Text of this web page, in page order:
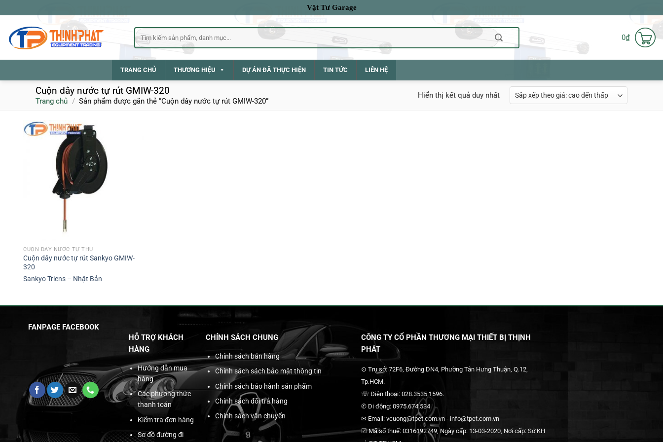
qua
dung
Vật Tư Garage
Tìm
kiếm:
0₫
TRANG CHỦ THƯƠNG HIỆU DỰ ÁN ĐÃ THỰC HIỆN TIN TỨC LIÊN HỆ
Cuộn dây nước tự rút GMIW-320
Trang chủ / Sản phẩm được gắn thẻ “Cuộn dây nước tự rút GMIW-320”
Hiển thị kết quả duy nhất
CUỘN DÂY NƯỚC TỰ THU
Cuộn dây nước tự rút Sankyo GMIW-
320
Sankyo Triens – Nhật Bản
FANPAGE FACEBOOK
HỖ TRỢ KHÁCH
HÀNG
Hướng dẫn mua
hàng
Các phương thức
thanh toán
Kiểm tra đơn hàng
Sơ đồ đường đi
CHÍNH SÁCH CHUNG
Chính sách bán hàng
Chính sách sách bảo mật thông tin
Chính sách bảo hành sản phẩm
Chính sách đổi trả hàng
Chính sách vận chuyển
CÔNG TY CỔ PHẦN THƯƠNG MẠI THIẾT BỊ THỊNH
PHÁT
⊙ Trụ sở: 72F6, Đường DN4, Phường Tân Hưng Thuận, Q.12,
Tp.HCM.
☏ Điện thoại: 028.3535.1596.
✆ Di động: 0975.674.534
✉ Email: vcuong@tpet.com.vn - info@tpet.com.vn
☑ Mã số thuế: 0316192749, Ngày cấp: 13-03-2020, Nơi cấp: Sở KH